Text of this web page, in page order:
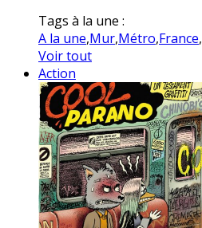
Tags à la une :
A la une,Mur,Métro,France,
Voir tout
Action